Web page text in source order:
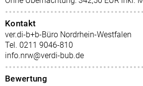
Kontakt
ver.di-b+b-Büro Nordrhein-Westfalen
Tel. 0211 9046-810
info.nrw@verdi-bub.de
Bewertung